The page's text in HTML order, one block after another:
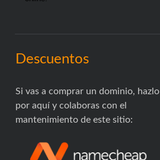
Descuentos
Si vas a comprar un dominio, hazlo
por aquí y colaboras con el
mantenimiento de este sitio: